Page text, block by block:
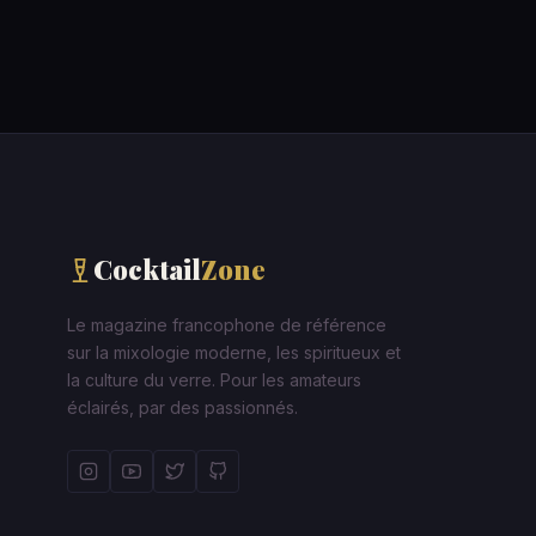
CocktailZone
Le magazine francophone de référence
sur la mixologie moderne, les spiritueux et
la culture du verre. Pour les amateurs
éclairés, par des passionnés.